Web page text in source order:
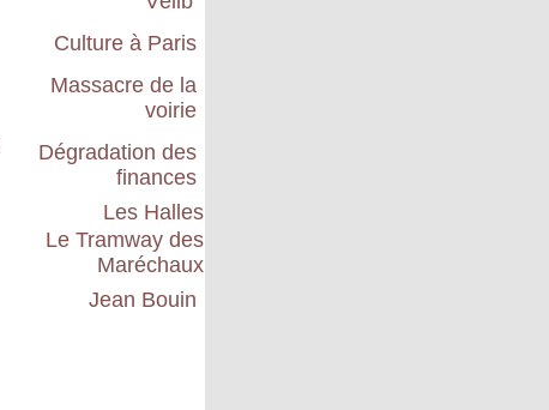
Culture à Paris
Massacre de la
voirie
Dégradation des
finances
Les Halles
Le Tramway des
Maréchaux
Jean Bouin